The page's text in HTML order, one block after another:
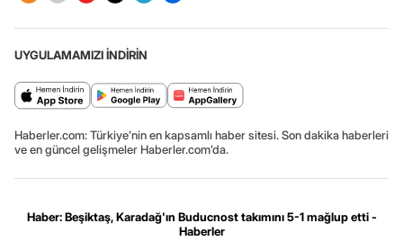
UYGULAMAMIZI İNDİRİN
Haberler.com: Türkiye’nin en kapsamlı haber sitesi. Son dakika haberleri
ve en güncel gelişmeler Haberler.com’da.
Haber: Beşiktaş, Karadağ'ın Buducnost takımını 5-1 mağlup etti -
Haberler